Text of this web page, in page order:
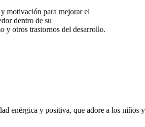
motivación para mejorar el
dentro de su
y otros trastornos del desarrollo.
enérgica y positiva, que adore a los